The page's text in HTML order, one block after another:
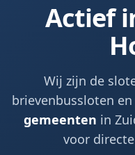
Actief
Wij zijn de
brievenbussloten
gemeenten in
voor